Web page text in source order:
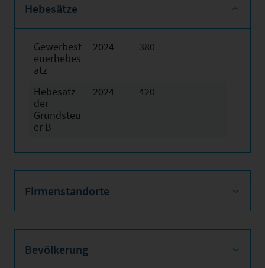
Hebesätze
Gewerbest
euerhebes
atz
2024 380
Hebesatz
der
Grundsteu
er B
2024 420
Firmenstandorte
Bevölkerung